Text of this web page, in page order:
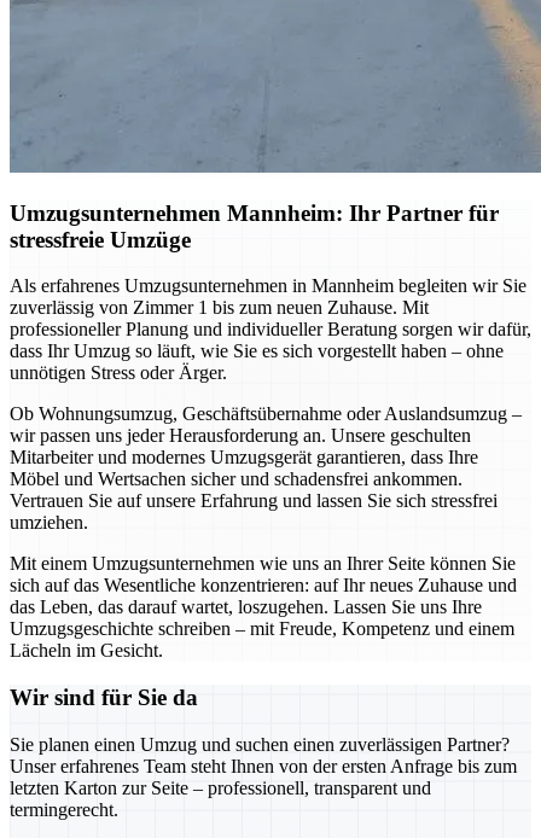
Umzugsunternehmen Mannheim: Ihr Partner für
stressfreie Umzüge
Als erfahrenes Umzugsunternehmen in Mannheim begleiten wir Sie
zuverlässig von Zimmer 1 bis zum neuen Zuhause. Mit
professioneller Planung und individueller Beratung sorgen wir dafür,
dass Ihr Umzug so läuft, wie Sie es sich vorgestellt haben – ohne
unnötigen Stress oder Ärger.
Ob Wohnungsumzug, Geschäftsübernahme oder Auslandsumzug –
wir passen uns jeder Herausforderung an. Unsere geschulten
Mitarbeiter und modernes Umzugsgerät garantieren, dass Ihre
Möbel und Wertsachen sicher und schadensfrei ankommen.
Vertrauen Sie auf unsere Erfahrung und lassen Sie sich stressfrei
umziehen.
Mit einem Umzugsunternehmen wie uns an Ihrer Seite können Sie
sich auf das Wesentliche konzentrieren: auf Ihr neues Zuhause und
das Leben, das darauf wartet, loszugehen. Lassen Sie uns Ihre
Umzugsgeschichte schreiben – mit Freude, Kompetenz und einem
Lächeln im Gesicht.
Wir sind für Sie da
Sie planen einen Umzug und suchen einen zuverlässigen Partner?
Unser erfahrenes Team steht Ihnen von der ersten Anfrage bis zum
letzten Karton zur Seite – professionell, transparent und
termingerecht.